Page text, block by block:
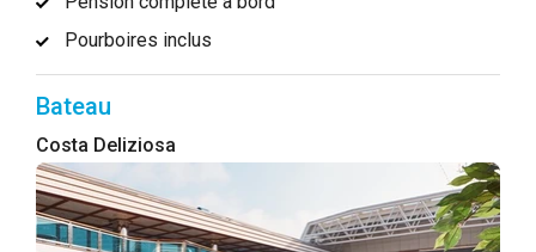
Pourboires inclus
Bateau
Costa Deliziosa